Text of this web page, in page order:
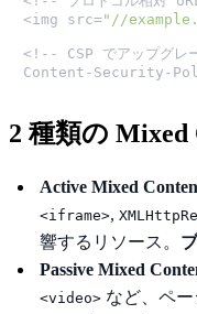
<img src= "//
<!-- CSP でアップグレ
Content-Security-
2 種類の Mixed
Active Mixed
<iframe>,
響するリソース。
Passive Mixed
<video> など、ペ